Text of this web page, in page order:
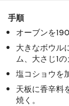
手順
オーブンを
大きなボウル
ム、大さじ1
塩コショウを
天板に香辛料
焼く。